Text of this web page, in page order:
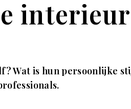
Wat is hun persoonlijke